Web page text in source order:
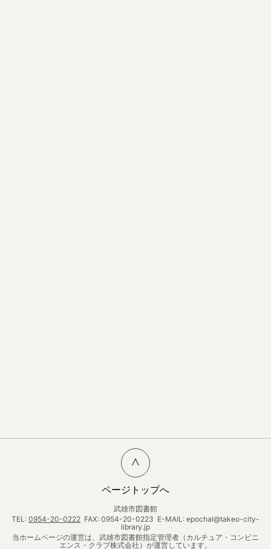
ページトップへ
武雄市図書館
TEL: 0954-20-0222 FAX: 0954-20-0223 E-MAIL: epochal@takeo-city-
library.jp
当ホームページの運営は、武雄市図書館指定管理者（カルチュア・コンビニ
エンス・クラブ株式会社）が運営しています。